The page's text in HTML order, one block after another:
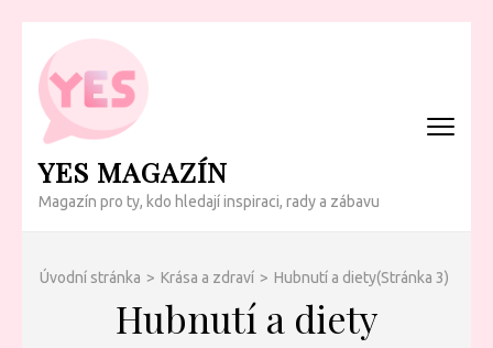
Přeskočit
obsah
(Enter)
YES MAGAZÍN
Magazín pro ty, kdo hledají inspiraci, rady a zábavu
Úvodní stránka > Krása a zdraví > Hubnutí a diety(Stránka 3)
Hubnutí a diety